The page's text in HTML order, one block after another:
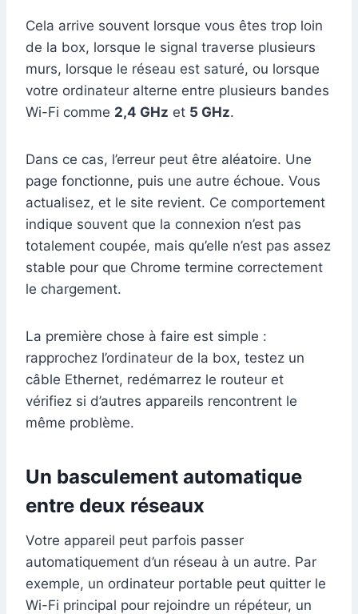
Cela arrive souvent lorsque vous êtes trop loin
de la box, lorsque le signal traverse plusieurs
murs, lorsque le réseau est saturé, ou lorsque
votre ordinateur alterne entre plusieurs bandes
Wi-Fi comme 2,4 GHz et 5 GHz.
Dans ce cas, l’erreur peut être aléatoire. Une
page fonctionne, puis une autre échoue. Vous
actualisez, et le site revient. Ce comportement
indique souvent que la connexion n’est pas
totalement coupée, mais qu’elle n’est pas assez
stable pour que Chrome termine correctement
le chargement.
La première chose à faire est simple :
rapprochez l’ordinateur de la box, testez un
câble Ethernet, redémarrez le routeur et
vérifiez si d’autres appareils rencontrent le
même problème.
Un basculement automatique
entre deux réseaux
Votre appareil peut parfois passer
automatiquement d’un réseau à un autre. Par
exemple, un ordinateur portable peut quitter le
Wi-Fi principal pour rejoindre un répéteur, un